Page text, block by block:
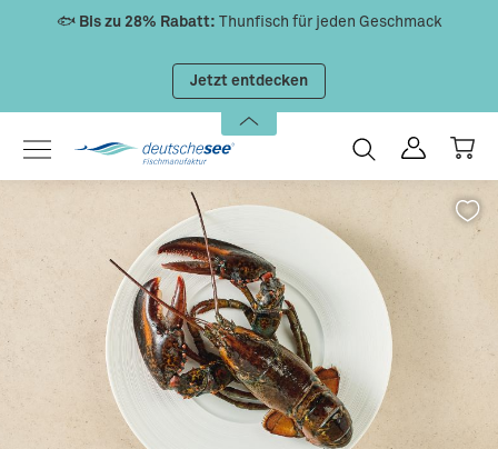
Zum Hauptinhalt springen
🐟 Bis zu 28% Rabatt: Thunfisch für jeden Geschmack
Jetzt entdecken